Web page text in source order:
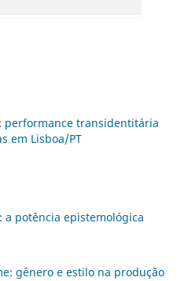
performance transidentitária
em Lisboa/PT
potência epistemológica
gênero e estilo na produção